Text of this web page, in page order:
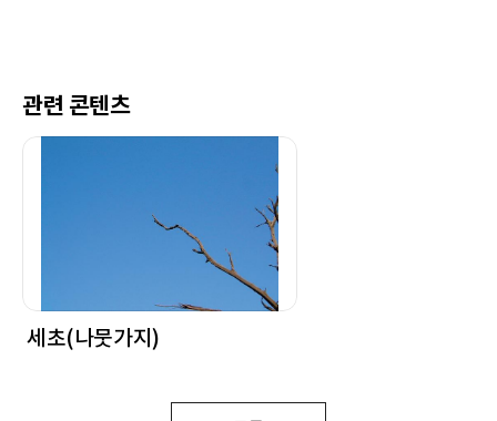
관련 콘텐츠
세초(나뭇가지)